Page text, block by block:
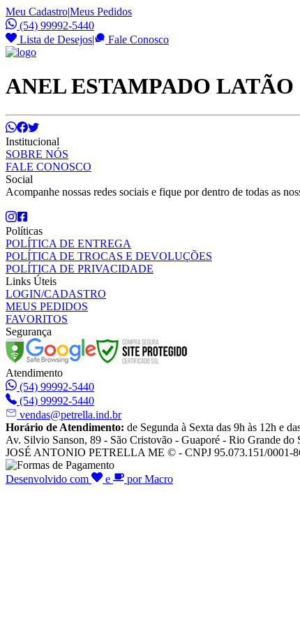
Meu Cadastro|Meus Pedidos
(54) 99992-5440
Lista de Desejos| Fale Conosco
ANEL ESTAMPADO LATÃO
Institucional
SOBRE NÓS
FALE CONOSCO
Social
Acompanhe nossas redes sociais e fique por dentro de todas as
Políticas
POLÍTICA DE ENTREGA
POLÍTICA DE TROCAS E DEVOLUÇÕES
POLÍTICA DE PRIVACIDADE
Links Úteis
LOGIN/CADASTRO
MEUS PEDIDOS
FAVORITOS
Segurança
Atendimento
(54) 99992-5440
(54) 99992-5440
vendas@petrella.ind.br
Horário de Atendimento: de Segunda à Sexta das 9h às 12h e
Av. Silvio Sanson, 89 - São Cristovão - Guaporé - Rio Grande do
JOSÉ ANTONIO PETRELLA ME © - CNPJ 95.073.151/0001-
Desenvolvido com e por Macro